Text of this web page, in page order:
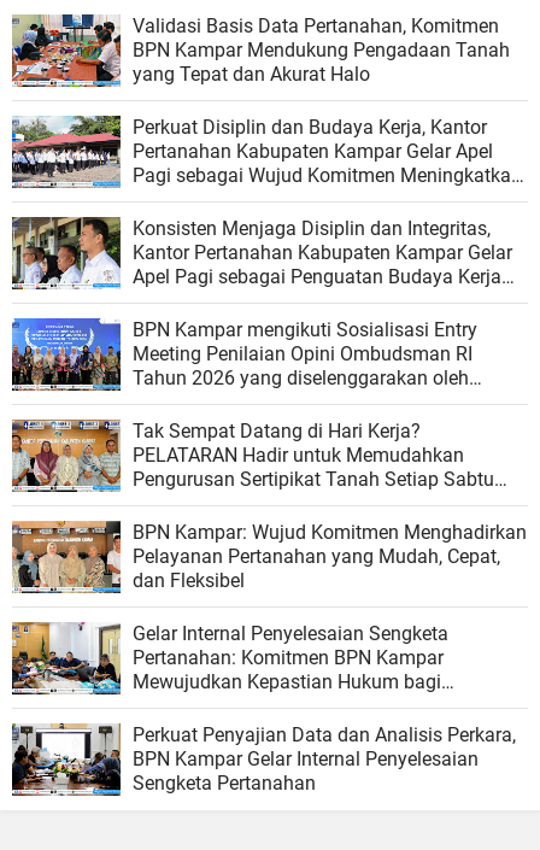
Validasi Basis Data Pertanahan, Komitmen
BPN Kampar Mendukung Pengadaan Tanah
yang Tepat dan Akurat Halo
Perkuat Disiplin dan Budaya Kerja, Kantor
Pertanahan Kabupaten Kampar Gelar Apel
Pagi sebagai Wujud Komitmen Meningkatkan
Kualitas Pelayanan
Konsisten Menjaga Disiplin dan Integritas,
Kantor Pertanahan Kabupaten Kampar Gelar
Apel Pagi sebagai Penguatan Budaya Kerja
Organisasi
BPN Kampar mengikuti Sosialisasi Entry
Meeting Penilaian Opini Ombudsman RI
Tahun 2026 yang diselenggarakan oleh
Ombudsman RI
Tak Sempat Datang di Hari Kerja?
PELATARAN Hadir untuk Memudahkan
Pengurusan Sertipikat Tanah Setiap Sabtu
dan Minggu
BPN Kampar: Wujud Komitmen Menghadirkan
Pelayanan Pertanahan yang Mudah, Cepat,
dan Fleksibel
Gelar Internal Penyelesaian Sengketa
Pertanahan: Komitmen BPN Kampar
Mewujudkan Kepastian Hukum bagi
Masyarakat
Perkuat Penyajian Data dan Analisis Perkara,
BPN Kampar Gelar Internal Penyelesaian
Sengketa Pertanahan